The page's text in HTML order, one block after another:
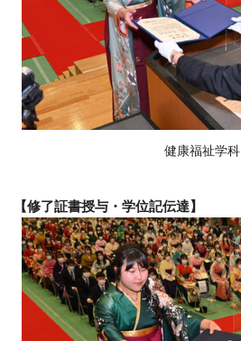
健康福祉学科
【修了証書授与・学位記伝達】